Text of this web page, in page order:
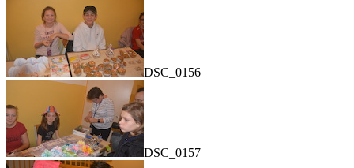
DSC_0156
DSC_0157